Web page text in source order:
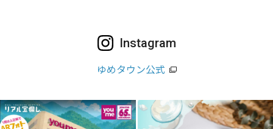
Instagram
ゆめタウン公式